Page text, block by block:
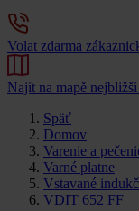
Volat zdarma
Najít na mapě
Späť
Domov
Varenie a
Varné platne
Vstavané
VDIT 652 FF